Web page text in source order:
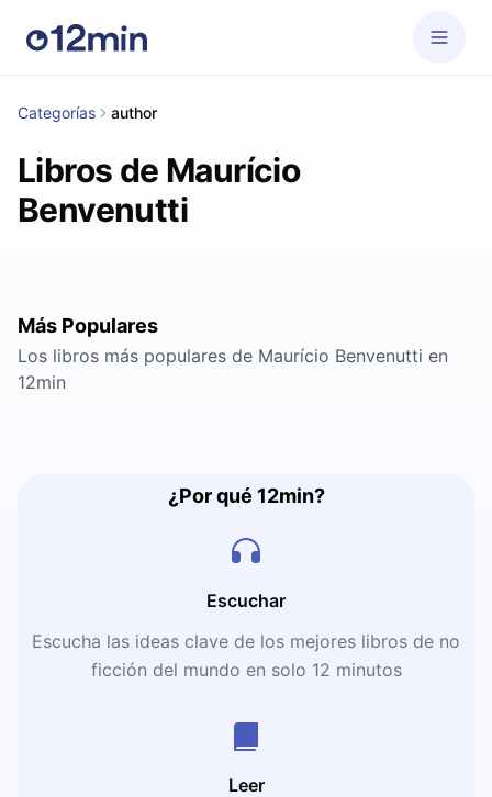
Categorías author
Libros de Maurício
Benvenutti
Más Populares
Los libros más populares de Maurício Benvenutti en
12min
¿Por qué 12min?
Escuchar
Escucha las ideas clave de los mejores libros de no
ficción del mundo en solo 12 minutos
Leer